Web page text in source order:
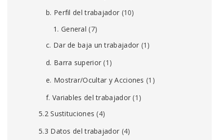
b. Perfil del trabajador (10)
1. General (7)
c. Dar de baja un trabajador (1)
d. Barra superior (1)
e. Mostrar/Ocultar y Acciones (1)
f. Variables del trabajador (1)
5.2 Sustituciones (4)
5.3 Datos del trabajador (4)